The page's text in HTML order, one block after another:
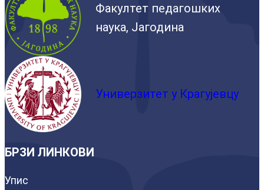
Факултет педагошких
наука, Јагодина
Универзитет у Крагујевцу
БРЗИ ЛИНКОВИ
Упис